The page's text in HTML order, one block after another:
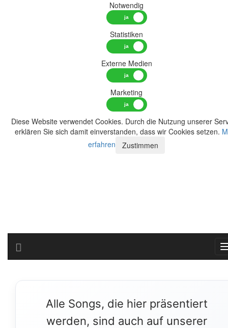
Notwendig
Statistiken
Externe Medien
Marketing
Diese Website verwendet Cookies. Durch die Nutzung unserer
erklären Sie sich damit einverstanden, dass wir Cookies setzen.
erfahren
Zustimmen
Alle Songs, die hier präsentiert
werden, sind auch auf unserer